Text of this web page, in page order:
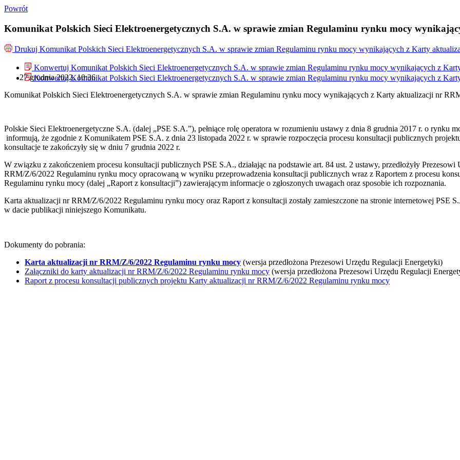
Powrót
Komunikat Polskich Sieci Elektroenergetycznych S.A. w sprawie zmian Regulaminu rynku mocy
Drukuj Komunikat Polskich Sieci Elektroenergetycznych S.A. w sprawie zmian Regulaminu rynku mocy wynikających z Karty
Konwertuj Komunikat Polskich Sieci Elektroenergetycznych S.A. w sprawie zmian Regulaminu rynku mocy wynikających z
Konwertuj Komunikat Polskich Sieci Elektroenergetycznych S.A. w sprawie zmian Regulaminu rynku mocy wynikających z
27 grudnia 2022, 10:36
Komunikat Polskich Sieci Elektroenergetycznych S.A. w sprawie zmian Regulaminu rynku mocy wynikających z Karty aktualizacji nr
Polskie Sieci Elektroenergetyczne S.A. (dalej „PSE S.A.”), pełniące rolę operatora w rozumieniu ustawy z dnia 8 grudnia 2017 r. o rynku
informują, że zgodnie z Komunikatem PSE S.A. z dnia 23 listopada 2022 r. w sprawie rozpoczęcia procesu konsultacji publicznych
konsultacje te zakończyły się w dniu 7 grudnia 2022 r.
W związku z zakończeniem procesu konsultacji publicznych PSE S.A., działając na podstawie art. 84 ust. 2 ustawy, przedłożyły
RRM/Z/6/2022 Regulaminu rynku mocy opracowaną w wyniku przeprowadzenia konsultacji publicznych wraz z Raportem z procesu
Regulaminu rynku mocy (dalej „Raport z konsultacji”) zawierającym informacje o zgłoszonych uwagach oraz sposobie ich rozpoznania.
Karta aktualizacji nr RRM/Z/6/2022 Regulaminu rynku mocy oraz Raport z konsultacji zostały zamieszczone na stronie internetowej PSE
w dacie publikacji niniejszego Komunikatu.
Dokumenty do pobrania:
Karta aktualizacji nr RRM/Z/6/2022 Regulaminu rynku mocy (wersja przedłożona Prezesowi Urzędu Regulacji Energetyki)
Załączniki do karty aktualizacji nr RRM/Z/6/2022 Regulaminu rynku mocy (wersja przedłożona Prezesowi Urzędu Regulacji
Raport z procesu konsultacji publicznych projektu Karty aktualizacji nr RRM/Z/6/2022 Regulaminu rynku mocy